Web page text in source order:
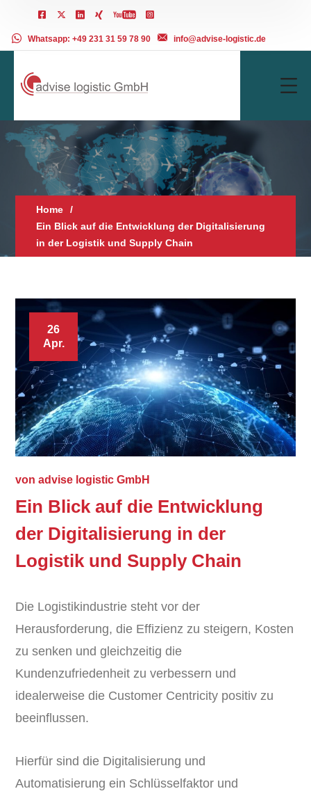
info@advise-logistic.de
Whatsapp: +49 231 31 59 78 90
Home
Ein Blick auf die Entwicklung der Digitalisierung
in der Logistik und Supply Chain
26
Apr.
vonadvise logistic GmbH
Ein Blick auf die Entwicklung
der Digitalisierung in der
Logistik und Supply Chain
Die Logistikindustrie steht vor der
Herausforderung, die Effizienz zu steigern, Kosten
zu senken und gleichzeitig die
Kundenzufriedenheit zu verbessern und
idealerweise die Customer Centricity positiv zu
beeinflussen.
Hierfür sind die Digitalisierung und
Automatisierung ein Schlüsselfaktor und